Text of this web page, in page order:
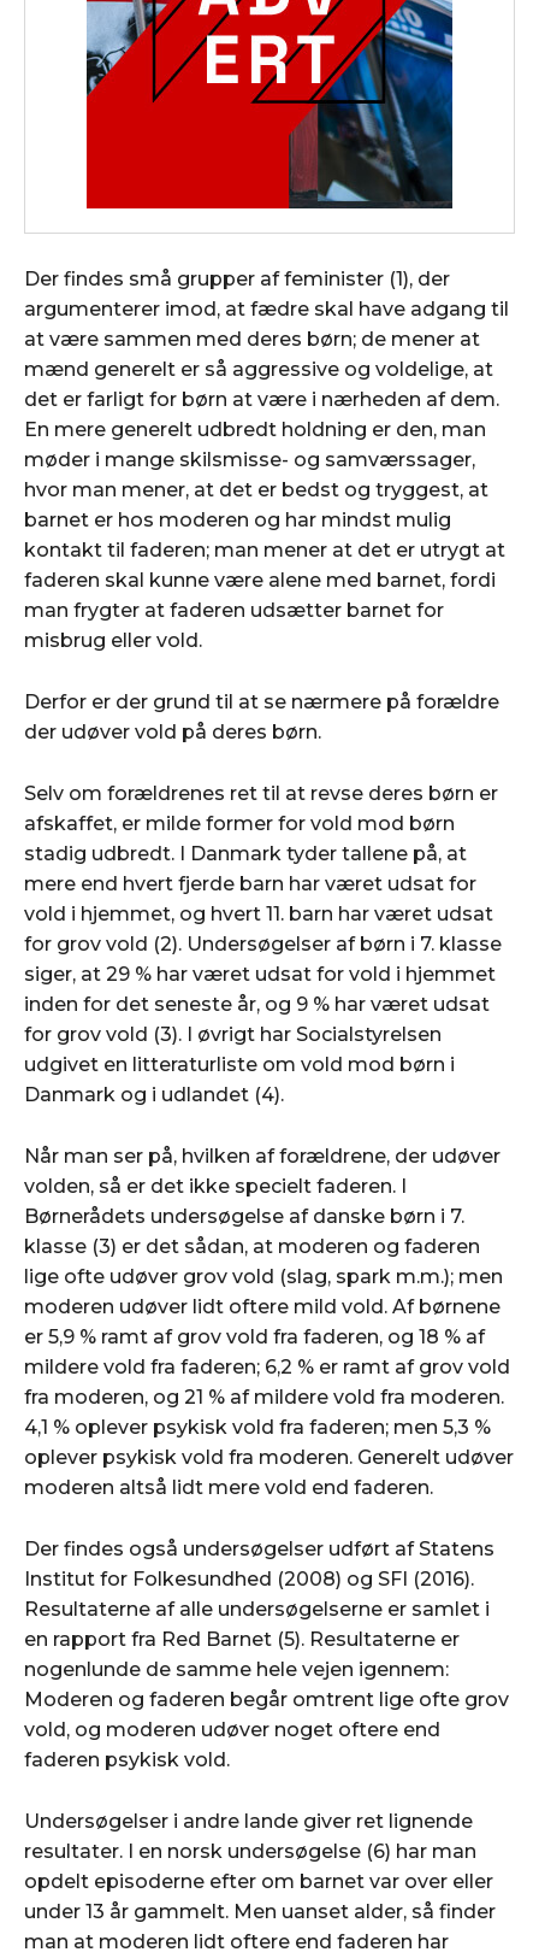
Der findes små grupper af feminister (1), der
argumenterer imod, at fædre skal have adgang til
at være sammen med deres børn; de mener at
mænd generelt er så aggressive og voldelige, at
det er farligt for børn at være i nærheden af dem.
En mere generelt udbredt holdning er den, man
møder i mange skilsmisse- og samværssager,
hvor man mener, at det er bedst og tryggest, at
barnet er hos moderen og har mindst mulig
kontakt til faderen; man mener at det er utrygt at
faderen skal kunne være alene med barnet, fordi
man frygter at faderen udsætter barnet for
misbrug eller vold.
Derfor er der grund til at se nærmere på forældre
der udøver vold på deres børn.
Selv om forældrenes ret til at revse deres børn er
afskaffet, er milde former for vold mod børn
stadig udbredt. I Danmark tyder tallene på, at
mere end hvert fjerde barn har været udsat for
vold i hjemmet, og hvert 11. barn har været udsat
for grov vold (2). Undersøgelser af børn i 7. klasse
siger, at 29 % har været udsat for vold i hjemmet
inden for det seneste år, og 9 % har været udsat
for grov vold (3). I øvrigt har Socialstyrelsen
udgivet en litteraturliste om vold mod børn i
Danmark og i udlandet (4).
Når man ser på, hvilken af forældrene, der udøver
volden, så er det ikke specielt faderen. I
Børnerådets undersøgelse af danske børn i 7.
klasse (3) er det sådan, at moderen og faderen
lige ofte udøver grov vold (slag, spark m.m.); men
moderen udøver lidt oftere mild vold. Af børnene
er 5,9 % ramt af grov vold fra faderen, og 18 % af
mildere vold fra faderen; 6,2 % er ramt af grov vold
fra moderen, og 21 % af mildere vold fra moderen.
4,1 % oplever psykisk vold fra faderen; men 5,3 %
oplever psykisk vold fra moderen. Generelt udøver
moderen altså lidt mere vold end faderen.
Der findes også undersøgelser udført af Statens
Institut for Folkesundhed (2008) og SFI (2016).
Resultaterne af alle undersøgelserne er samlet i
en rapport fra Red Barnet (5). Resultaterne er
nogenlunde de samme hele vejen igennem:
Moderen og faderen begår omtrent lige ofte grov
vold, og moderen udøver noget oftere end
faderen psykisk vold.
Undersøgelser i andre lande giver ret lignende
resultater. I en norsk undersøgelse (6) har man
opdelt episoderne efter om barnet var over eller
under 13 år gammelt. Men uanset alder, så finder
man at moderen lidt oftere end faderen har